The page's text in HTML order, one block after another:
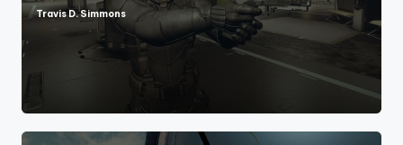
Posted
Travis D. Simmons